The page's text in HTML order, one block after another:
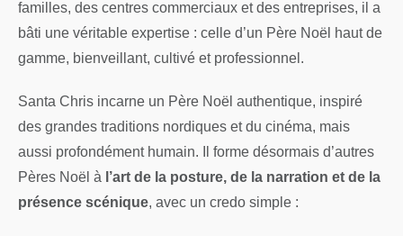
familles, des centres commerciaux et des entreprises, il a
bâti une véritable expertise : celle d’un Père Noël haut de
gamme, bienveillant, cultivé et professionnel.
Santa Chris incarne un Père Noël authentique, inspiré
des grandes traditions nordiques et du cinéma, mais
aussi profondément humain. Il forme désormais d’autres
Pères Noël à l’art de la posture, de la narration et de la
présence scénique, avec un credo simple :